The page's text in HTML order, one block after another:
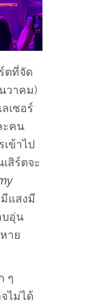
ตที่จัด
วาคม)
เซอร์
ะคน
ข้าไป
สิร์ตจะ
แสงมี
บอุ่น
าย
ๆ
ไม่ได้